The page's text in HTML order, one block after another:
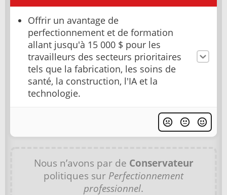
Offrir un avantage de
perfectionnement et de formation
allant jusqu'à 15 000 $ pour les
travailleurs des secteurs prioritaires
tels que la fabrication, les soins de
santé, la construction, l'IA et la
technologie.
Nous n’avons par de Conservateur
politiques sur Perfectionnement
professionnel.